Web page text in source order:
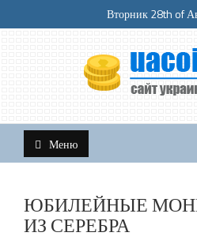
Вторник 28th of
uacoin.info —
На сайте представлены очень
информации. Для всех
создал сайт, посвященный
Меню
ЮБИЛЕЙНЫЕ
ИЗ СЕРЕБРА